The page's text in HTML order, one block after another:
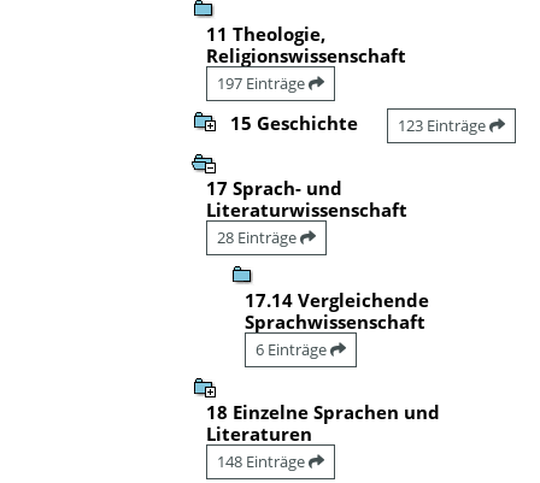
11 Theologie,
Religionswissenschaft
197 Einträge
15 Geschichte 123 Einträge
17 Sprach- und
Literaturwissenschaft
28 Einträge
17.14 Vergleichende
Sprachwissenschaft
6 Einträge
18 Einzelne Sprachen und
Literaturen
148 Einträge